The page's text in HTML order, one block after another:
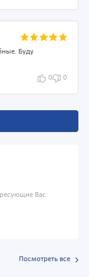
Буду
0 0
Вас
Посмотреть все